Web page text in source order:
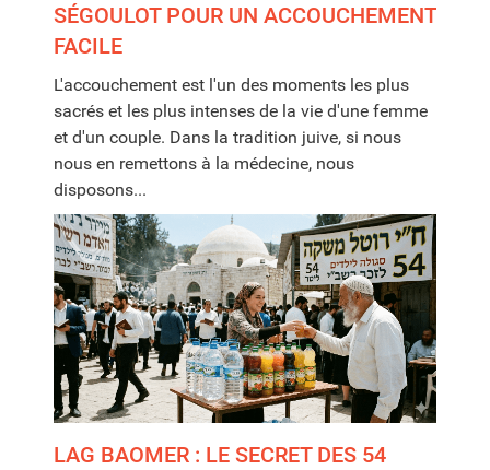
SÉGOULOT POUR UN ACCOUCHEMENT
FACILE
L'accouchement est l'un des moments les plus
sacrés et les plus intenses de la vie d'une femme
et d'un couple. Dans la tradition juive, si nous
nous en remettons à la médecine, nous
disposons...
LAG BAOMER : LE SECRET DES 54